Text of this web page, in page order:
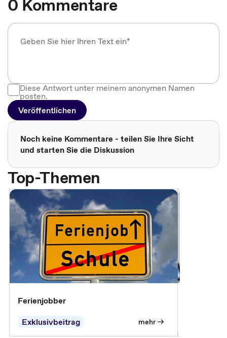
0 Kommentare
Diese Antwort unter meinem anonymen Namen
posten.
Veröffentlichen
Noch keine Kommentare - teilen Sie Ihre Sicht
und starten Sie die Diskussion
Top-Themen
Ferienjobber
Exklusivbeitrag
mehr